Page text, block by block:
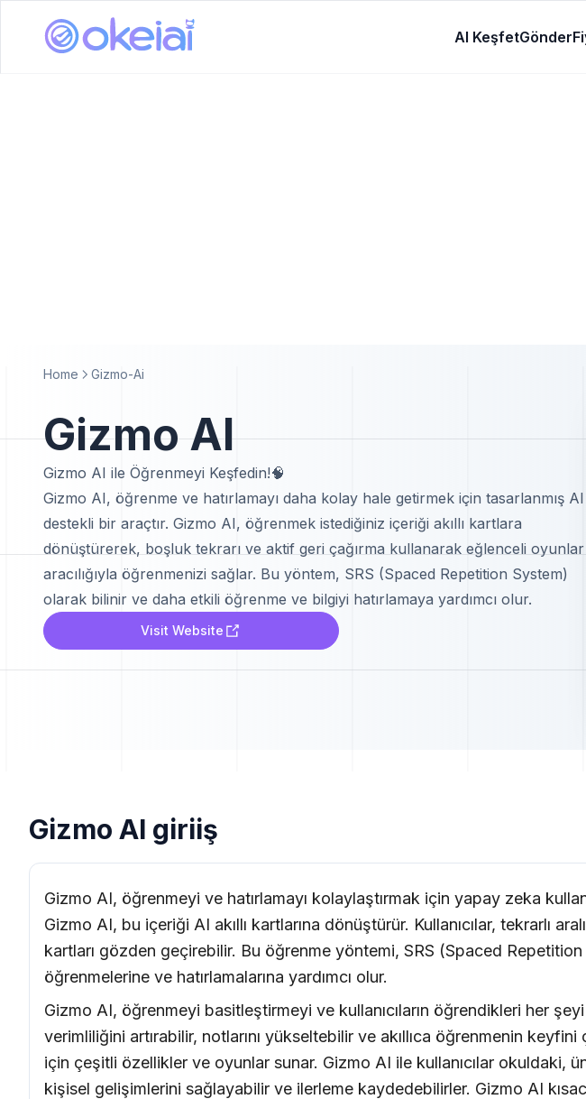
AI KeşfetGönder
Home Gizmo-Ai
Gizmo AI
Gizmo AI ile Öğrenmeyi Keşfedin!🧠
Gizmo AI, öğrenme ve hatırlamayı daha kolay hale getirmek için tasarlanmış AI
destekli bir araçtır. Gizmo AI, öğrenmek istediğiniz içeriği akıllı kartlara
dönüştürerek, boşluk tekrarı ve aktif geri çağırma kullanarak eğlenceli oyunlar
aracılığıyla öğrenmenizi sağlar. Bu yöntem, SRS (Spaced Repetition System)
olarak bilinir ve daha etkili öğrenme ve bilgiyi hatırlamaya yardımcı olur.
Visit Website
Gizmo AI giriiş
Gizmo AI, öğrenmeyi ve hatırlamayı kolaylaştırmak için yapay zeka
Gizmo AI, bu içeriği AI akıllı kartlarına dönüştürür. Kullanıcılar, tekrarlı
kartları gözden geçirebilir. Bu öğrenme yöntemi, SRS (Spaced
öğrenmelerine ve hatırlamalarına yardımcı olur.
Gizmo AI, öğrenmeyi basitleştirmeyi ve kullanıcıların öğrendikleri her
verimliliğini artırabilir, notlarını yükseltebilir ve akıllıca öğrenmenin
için çeşitli özellikler ve oyunlar sunar. Gizmo AI ile kullanıcılar okuldaki,
kişisel gelişimlerini sağlayabilir ve ilerleme kaydedebilirler. Gizmo AI